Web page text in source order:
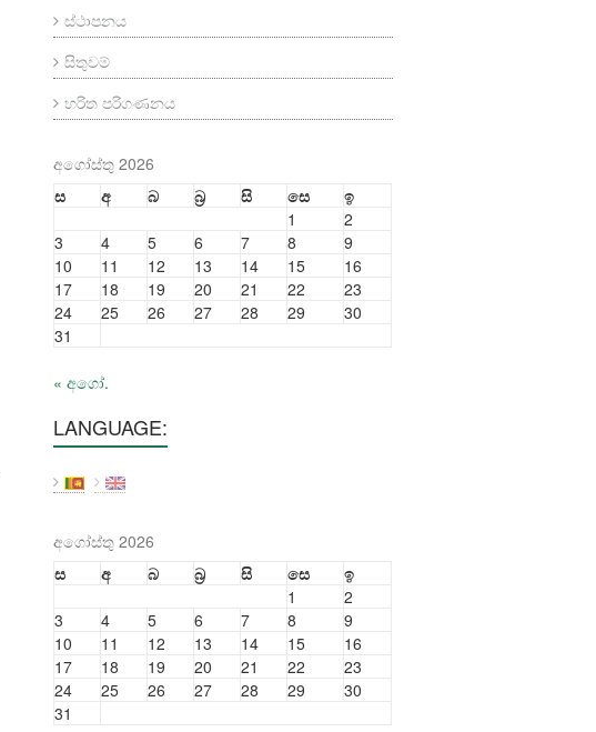
ස්ථාපනය
සිතුවම්
හරිත පරිගණනය
අගෝස්තු 2026
ස
අ බ බ්‍ර සි සෙ
ඉ
1
2
3
4 5 6 7 8
9
10
11 12 13 14 15
16
17
18 19 20 21 22
23
24
25 26 27 28 29
30
31
« අගෝ.
LANGUAGE:
අගෝස්තු 2026
ස
අ බ බ්‍ර සි සෙ
ඉ
1
2
3
4 5 6 7 8
9
10
11 12 13 14 15
16
17
18 19 20 21 22
23
24
25 26 27 28 29
30
31